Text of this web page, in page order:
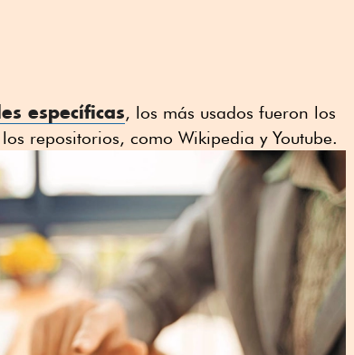
específicas, los más usados fueron los
repositorios, como Wikipedia y Youtube.